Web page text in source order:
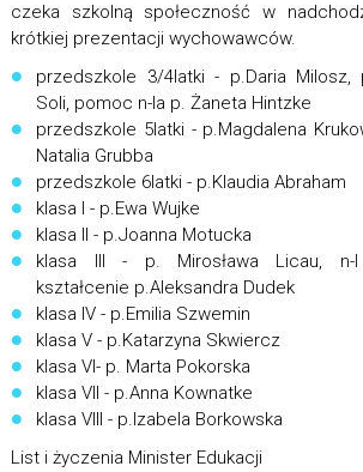
czeka szkolną społeczność w
krótkiej prezentacji wychowawców.
przedszkole 3/4latki - p.Daria Milosz,
Soli, pomoc n-la p. Żaneta Hintzke
przedszkole 5latki - p.Magdalena
Natalia Grubba
przedszkole 6latki - p.Klaudia Abraham
klasa I - p.Ewa Wujke
klasa II - p.Joanna Motucka
klasa III - p. Mirosława Licau, n-l
kształcenie p.Aleksandra Dudek
klasa IV - p.Emilia Szwemin
klasa V - p.Katarzyna Skwiercz
klasa VI- p. Marta Pokorska
klasa VII - p.Anna Kownatke
klasa VIII - p.Izabela Borkowska
List i życzenia Minister Edukacji